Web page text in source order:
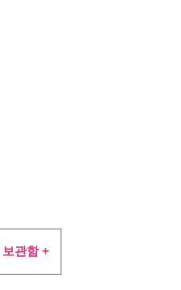
보관함 +